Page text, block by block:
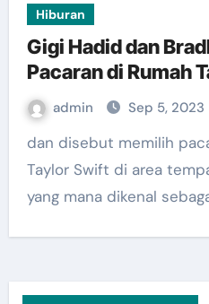
Hiburan
Gigi Hadid dan
Pacaran di Rumah
admin Sep 5, 2023
dan disebut memilih pacaran dalam rumah
Taylor Swift di area
yang mana dikenal